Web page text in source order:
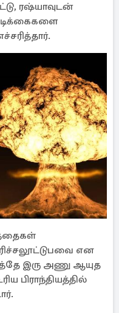
ரஷ்யாவுடன்
என
இரு அணு ஆயுத
பிராந்தியத்தில்